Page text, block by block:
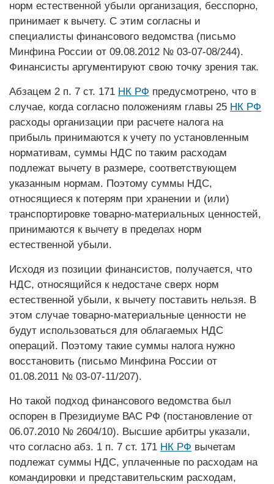
норм естественной убыли организация, бесспорно,
принимает к вычету. С этим согласны и
специалисты финансового ведомства (письмо
Минфина России от 09.08.2012 № 03-07-08/244).
Финансисты аргументируют свою точку зрения так.
Абзацем 2 п. 7 ст. 171 НК РФ преду­смотрено, что в
случае, когда согласно положениям главы 25 НК РФ
расходы организации при расчете налога на
прибыль принимаются к учету по установленным
нормативам, суммы НДС по таким расходам
подлежат вычету в размере, соответствующем
указанным нормам. Поэтому суммы НДС,
относящиеся к потерям при хранении и (или)
транспортировке товарно-материальных ценностей,
принимаются к вычету в пределах норм
естественной убыли.
Исходя из позиции финансистов, получается, что
НДС, относящийся к недостаче сверх норм
естественной убыли, к вычету поставить нельзя. В
этом случае товарно-материальные ценнос­ти не
будут использоваться для облагаемых НДС
операций. Поэтому такие суммы налога нужно
восстановить (письмо Минфина России от
01.08.2011 № 03-07-11/207).
Но такой подход финансового ведомства был
оспорен в Президиуме ВАС РФ (постановление от
06.07.2010 № 2604/10). Высшие арбитры указали,
что согласно абз. 1 п. 7 ст. 171 НК РФ вычетам
подлежат суммы НДС, уплаченные по расходам на
командировки и представительским расходам,